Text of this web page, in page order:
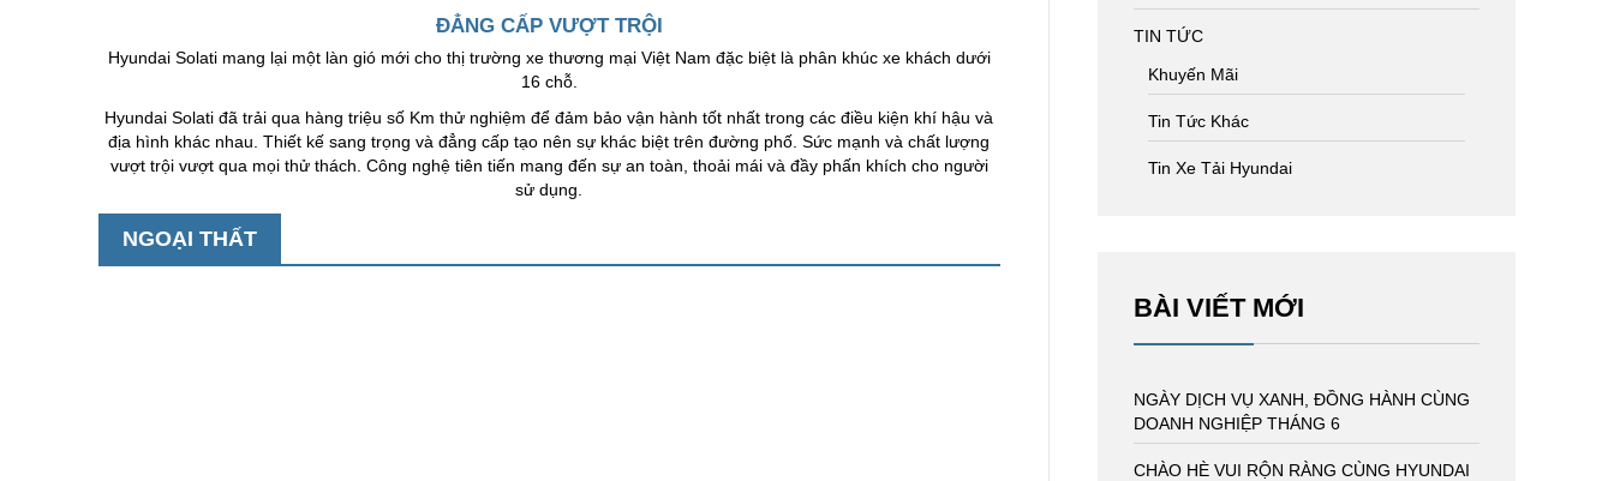
ĐẲNG CẤP VƯỢT TRỘI
Hyundai Solati mang lại một làn gió mới cho thị trường xe thương mại Việt Nam đặc biệt là phân khúc xe khách dưới
16 chỗ.
Hyundai Solati đã trải qua hàng triệu số Km thử nghiệm để đảm bảo vận hành tốt nhất trong các điều kiện khí hậu và
địa hình khác nhau. Thiết kế sang trọng và đẳng cấp tạo nên sự khác biệt trên đường phố. Sức mạnh và chất lượng
vượt trội vượt qua mọi thử thách. Công nghệ tiên tiến mang đến sự an toàn, thoải mái và đầy phấn khích cho người
sử dụng.
NGOẠI THẤT
TIN TỨC
Khuyến Mãi
Tin Tức Khác
Tin Xe Tải Hyundai
BÀI VIẾT MỚI
NGÀY DỊCH VỤ XANH, ĐỒNG HÀNH CÙNG
DOANH NGHIỆP THÁNG 6
CHÀO HÈ VUI RỘN RÀNG CÙNG HYUNDAI